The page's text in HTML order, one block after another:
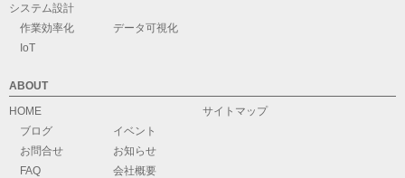
システム設計
作業効率化
データ可視化
IoT
ABOUT
HOME
ブログ
イベント
お問合せ
お知らせ
FAQ
会社概要
サイトマップ